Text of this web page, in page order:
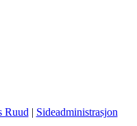
Ruud | Sideadministrasjon